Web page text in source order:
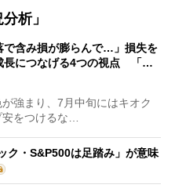
析」
で含み損が膨らんで…」損失を
長につなげる4つの視点 「…
強まり、7月中旬にはキオク
をつけるな…
ク・S&P500は足踏み」が意味